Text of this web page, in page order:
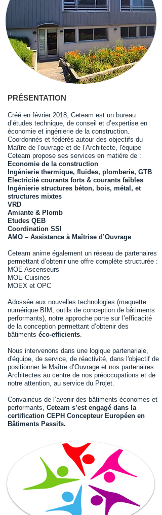
PRÉSENTATION
Créé en février 2018, Ceteam est un bureau
d’études technique, de conseil et d’expertise en
économie et ingénierie de la construction.
Coordonnés et fédérés autour des objectifs du
Maître de l’ouvrage et de l’Architecte, l'équipe
Ceteam propose ses services en matière de :
Economie de la construction
Ingénierie thermique, fluides, plomberie, GTB
Electricité courants forts & courants faibles
Ingénierie structures béton, bois, métal, et
structures mixtes
VRD
Amiante & Plomb
Etudes QEB
Coordination SSI
AMO – Assistance à Maîtrise d’Ouvrage
Ceteam anime également un réseau de partenaires
permettant d’obtenir une offre complète structurée :
MOE Ascenseurs
MOE Cuisines
MOEX et OPC
Adossée aux nouvelles technologies (maquette
numérique BIM, outils de conception de bâtiments
performants), notre approche porte sur l’efficacité
de la conception permettant d’obtenir des
bâtiments éco-efficients.
Nous intervenons dans une logique partenariale,
d'équipe, de service, de réactivité, dans l'objectif de
positionner le Maître d’Ouvrage et nos partenaires
Architectes au centre de nos préoccupations et de
notre attention, au service du Projet.
Convaincus de l’avenir des bâtiments économes et
performants, Ceteam s’est engagé dans la
certification CEPH Concepteur Européen en
Bâtiments Passifs.